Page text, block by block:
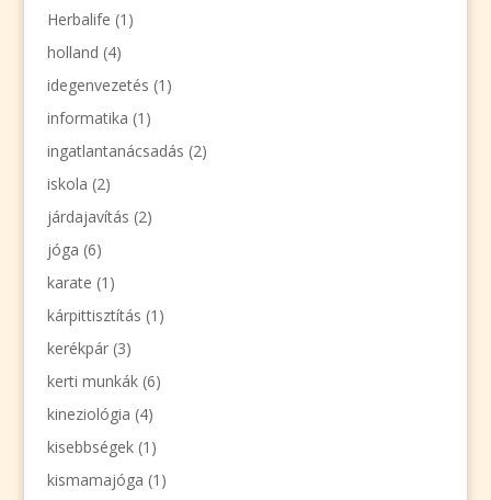
Herbalife (1)
holland (4)
idegenvezetés (1)
informatika (1)
ingatlantanácsadás (2)
iskola (2)
járdajavítás (2)
jóga (6)
karate (1)
kárpittisztítás (1)
kerékpár(3)
kerti munkák(6)
kineziológia (4)
kisebbségek(1)
kismamajóga (1)